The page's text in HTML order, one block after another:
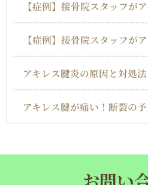
【症例】接骨院スタッフが
【症例】接骨院スタッフが
アキレス腱炎の原因と対処法
アキレス腱が痛い！断裂の